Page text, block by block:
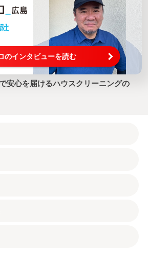
のインタビューを読む
安心を届けるハウスクリーニングの